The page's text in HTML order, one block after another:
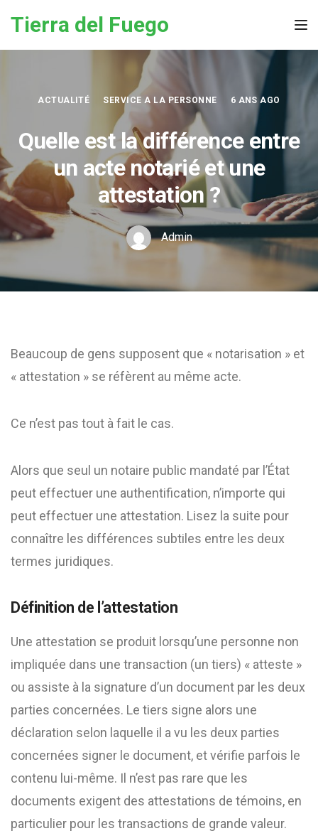
Tierra del Fuego
ACTUALITÉ SERVICE A LA PERSONNE 6 ANS AGO
Quelle est la différence entre
un acte notarié et une
attestation ?
Admin
Beaucoup de gens supposent que « notarisation » et
« attestation » se réfèrent au même acte.
Ce n’est pas tout à fait le cas.
Alors que seul un notaire public mandaté par l’État
peut effectuer une authentification, n’importe qui
peut effectuer une attestation. Lisez la suite pour
connaître les différences subtiles entre les deux
termes juridiques.
Définition de l’attestation
Une attestation se produit lorsqu’une personne non
impliquée dans une transaction (un tiers) « atteste »
ou assiste à la signature d’un document par les deux
parties concernées. Le tiers signe alors une
déclaration selon laquelle il a vu les deux parties
concernées signer le document, et vérifie parfois le
contenu lui-même. Il n’est pas rare que les
documents exigent des attestations de témoins, en
particulier pour les transactions de grande valeur.